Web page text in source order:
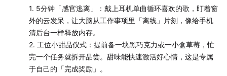
封面设计：饭团
营销内容策划：beibei
商业内容策划：茹雪、迪卡
1. 5分钟「感官逃离」：戴上耳机单曲循环喜欢的歌，盯着窗
外的云发呆，让大脑从工作事项里「离线」片刻，像给手机
清后台一样释放内存。
​2. 工位小甜品仪式：提前备一块黑巧克力或一小盒草莓，忙
完一个任务就拆开品尝。甜味能快速激活好心情，这是专属
于自己的「完成奖励」。